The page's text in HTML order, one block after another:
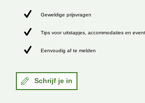
Geweldige prijsvragen
Tips voor uitstapjes, accommodaties en
Eenvoudig af te melden
Schrijf je in